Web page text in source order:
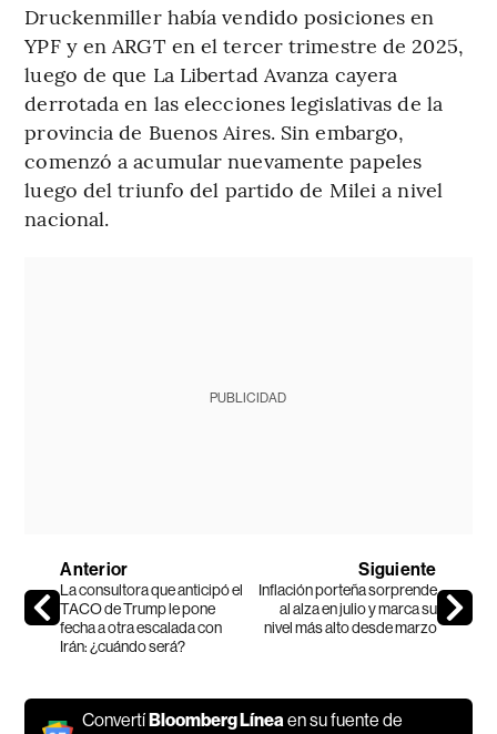
Druckenmiller había vendido posiciones en
YPF y en ARGT en el tercer trimestre de 2025,
luego de que La Libertad Avanza cayera
derrotada en las elecciones legislativas de la
provincia de Buenos Aires. Sin embargo,
comenzó a acumular nuevamente papeles
luego del triunfo del partido de Milei a nivel
nacional.
PUBLICIDAD
Anterior
La consultora que anticipó el
TACO de Trump le pone
fecha a otra escalada con
Irán: ¿cuándo será?
Siguiente
Inflación porteña sorprende
al alza en julio y marca su
nivel más alto desde marzo
ConvertíBloomberg Línea en su fuente de